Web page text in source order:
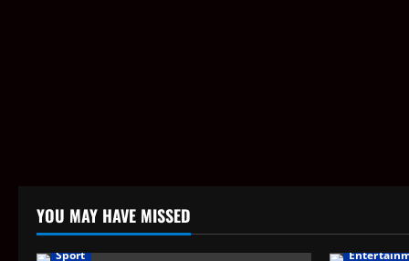
YOU MAY HAVE MISSED
Sport